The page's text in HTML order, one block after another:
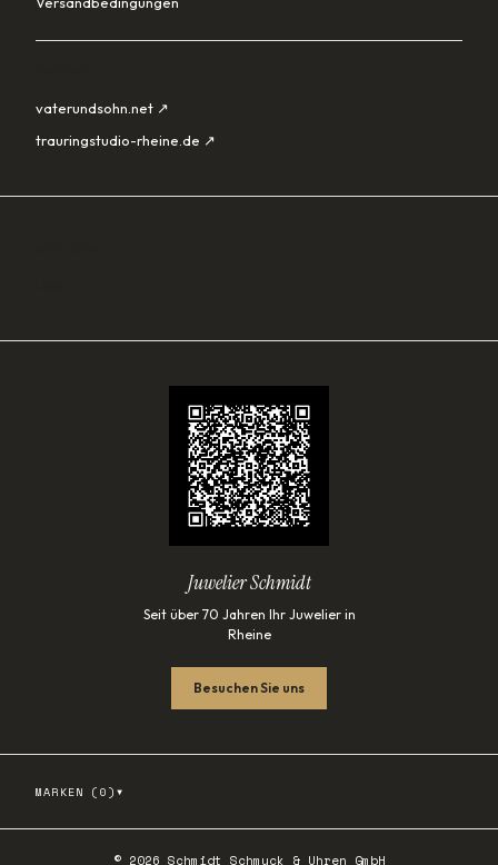
vaterundsohn.net ↗
trauringstudio-rheine.de ↗
Juwelier Schmidt
Seit über 70 Jahren Ihr Juwelier in
Rheine
Besuchen Sie uns
MARKEN ( 0 ) ▾
© 2026 Schmidt Schmuck & Uhren GmbH